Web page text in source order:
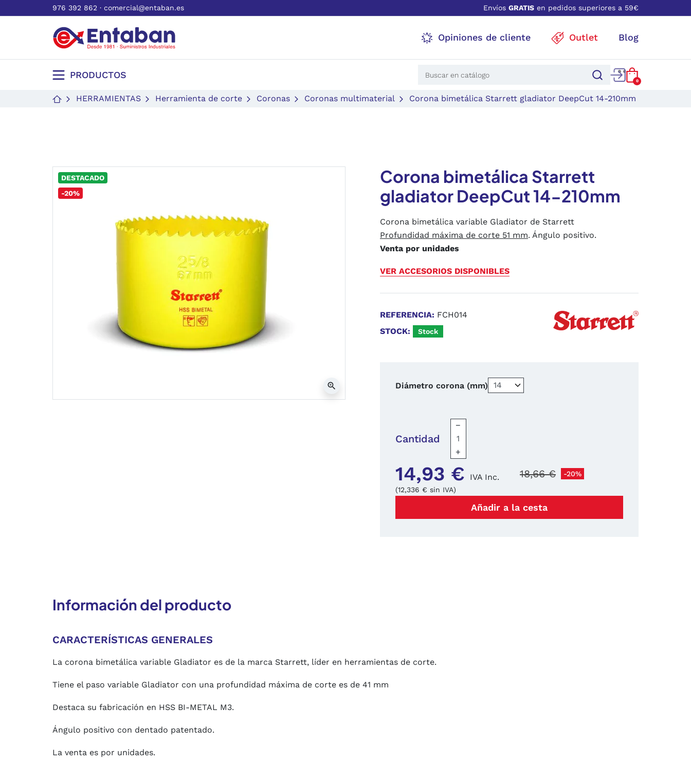
976 392 862 · comercial@entaban.es Envíos GRATIS en pedidos superiores a 59€
Opiniones de cliente Outlet Blog
PRODUCTOS
0
HERRAMIENTAS Herramienta de corte Coronas Coronas multimaterial Corona bimetálica Starrett gladiator DeepCut 14-210mm
DESTACADO
-20%
zoom_in
Corona bimetálica Starrett
gladiator DeepCut 14-210mm
Corona bimetálica variable Gladiator de Starrett
Profundidad máxima de corte 51 mm. Ángulo positivo.
Venta por unidades
VER ACCESORIOS DISPONIBLES
REFERENCIA: FCH014
STOCK:
Stock
Diámetro corona (mm)
Cantidad
−
+
14,93 € IVA Inc. 18,66 €
-20%
(12,336 € sin IVA)
Añadir a la cesta
Información del producto
CARACTERÍSTICAS GENERALES
La corona bimetálica variable Gladiator es de la marca Starrett, líder en herramientas de corte.
Tiene el paso variable Gladiator con una profundidad máxima de corte es de 41 mm
Destaca su fabricación en HSS BI-METAL M3.
Ángulo positivo con dentado patentado.
La venta es por unidades.